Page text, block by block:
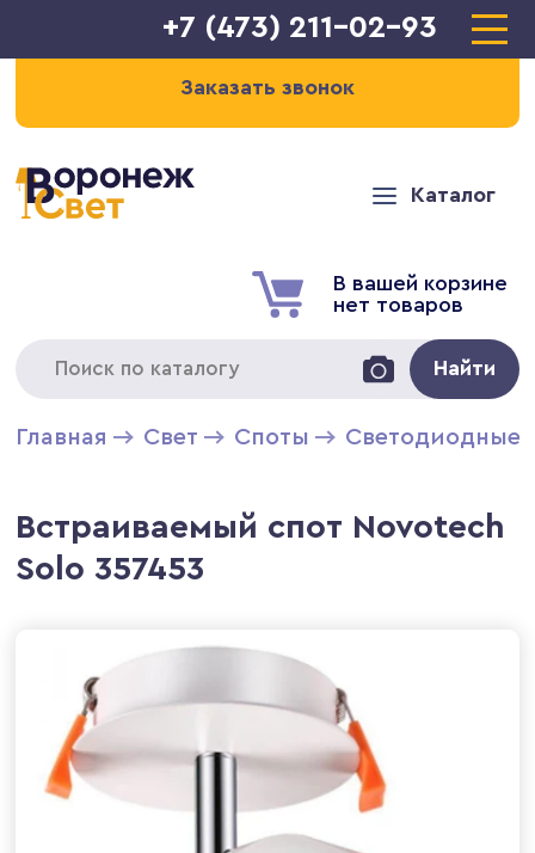
+7 (473) 211-02-93
Заказать звонок
Каталог
В вашей корзине
нет товаров
Найти
Главная Свет Cпоты Светодиодные
Встраиваемый спот Novotech
Solo 357453